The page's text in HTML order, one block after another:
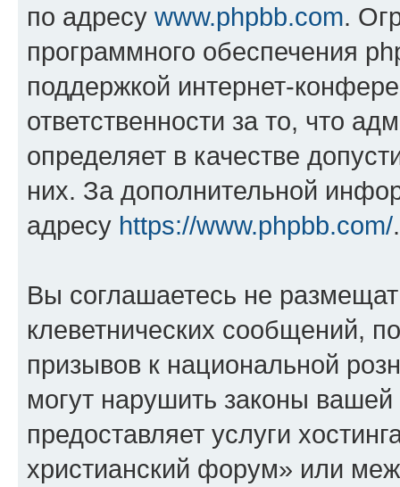
по адресу www.phpbb.com.
программного обеспечения
поддержкой интернет-
ответственности за то, что
определяет в качестве
них. За дополнительной
адресу https://www.phpbb.com/.
Вы соглашаетесь не
клеветнических сообщений,
призывов к национальной
могут нарушить законы
предоставляет услуги
христианский форум» или